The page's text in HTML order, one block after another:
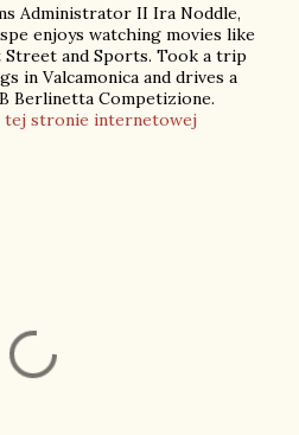
Administrator II Ira Noddle,
enjoys watching movies like
Street and Sports. Took a trip
in Valcamonica and drives a
Berlinetta Competizione.
tej stronie internetowej